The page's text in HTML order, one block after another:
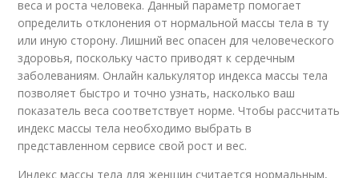
Болезни от лишнего
веса
Вес для здоровья
Лишние кг Лишний жир
веса и роста человека. Данный параметр помогает
определить отклонения от нормальной массы тела в ту
или иную сторону. Лишний вес опасен для человеческого
здоровья, поскольку часто приводят к сердечным
заболеваниям. Онлайн калькулятор индекса массы тела
позволяет быстро и точно узнать, насколько ваш
показатель веса соответствует норме. Чтобы рассчитать
индекс массы тела необходимо выбрать в
представленном сервисе свой рост и вес.
Индекс массы тела для женщин считается нормальным,